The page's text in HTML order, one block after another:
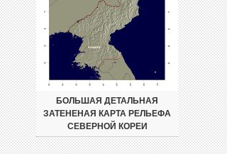
БОЛЬШАЯ ДЕТАЛЬНАЯ
ЗАТЕНЕНАЯ КАРТА РЕЛЬЕФА
СЕВЕРНОЙ КОРЕИ